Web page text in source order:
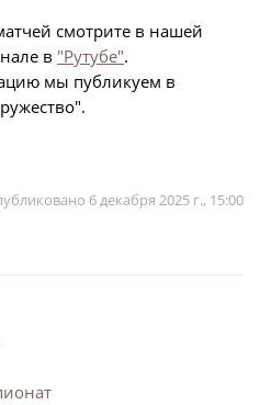
6 декабря 2025 г., 15:00
смотрите в нашей
в "Рутубе".
мы публикуем в